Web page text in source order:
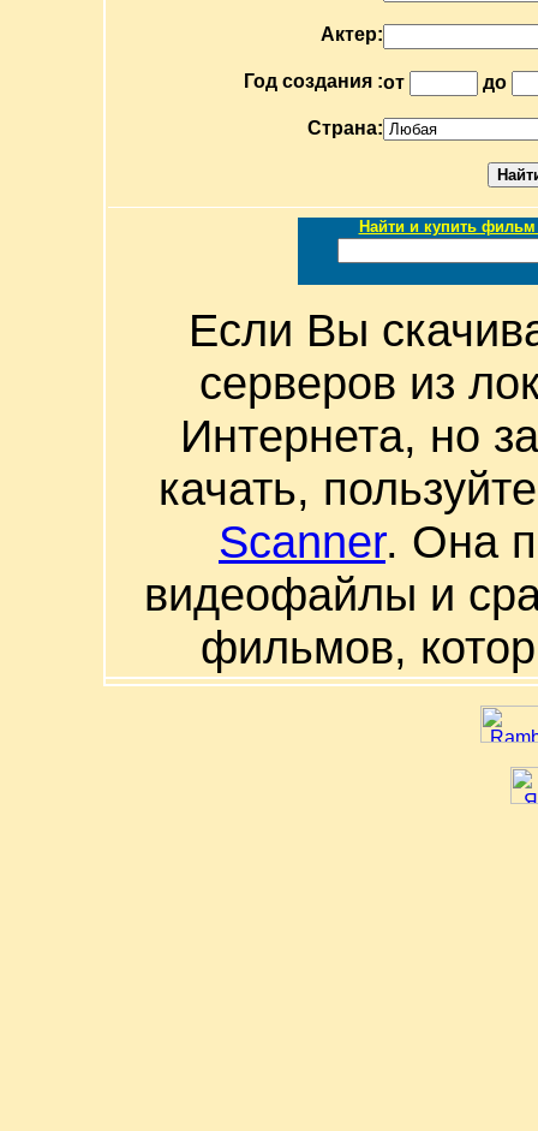
Актер:
Год создания :от до
Страна:
Найти и купить фильм
Если Вы
серверов из
Интернета, но
качать,
Scanner. Она
видеофайлы и
фильмов,